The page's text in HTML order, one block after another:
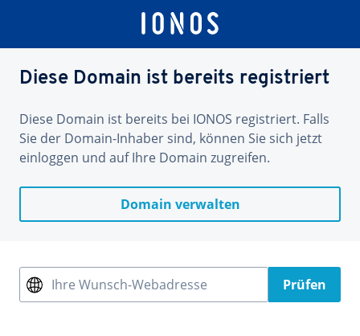
Diese Domain ist bereits registriert
Diese Domain ist bereits bei IONOS registriert. Falls
Sie der Domain-Inhaber sind, können Sie sich jetzt
einloggen und auf Ihre Domain zugreifen.
Domain verwalten
Ihre Wunsch-Webadresse Prüfen